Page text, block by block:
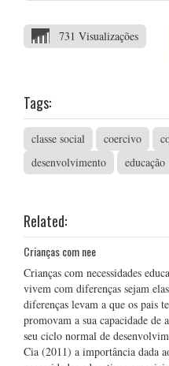
731 Visualizações
Tags:
classe social coercivo
desenvolvimento
educação
Related:
Crianças com nee
Crianças com necessidades
vivem com diferenças sejam
diferenças levam a que os pais
promovam a sua capacidade de
seu ciclo normal de
Cia (2011) a importância dada